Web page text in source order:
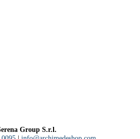
Group S.r.l.